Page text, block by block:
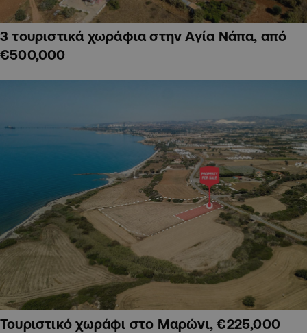
3 τουριστικά χωράφια στην Αγία Νάπα, από
€500,000
Τουριστικό χωράφι στο Μαρώνι, €225,000